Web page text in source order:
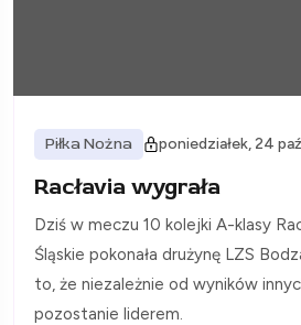
Piłka Nożna poniedziałek, 24
Racłavia wygrała
Dziś w meczu 10 kolejki A-klasy
Śląskie pokonała drużynę LZS
to, że niezależnie od wyników
pozostanie liderem.